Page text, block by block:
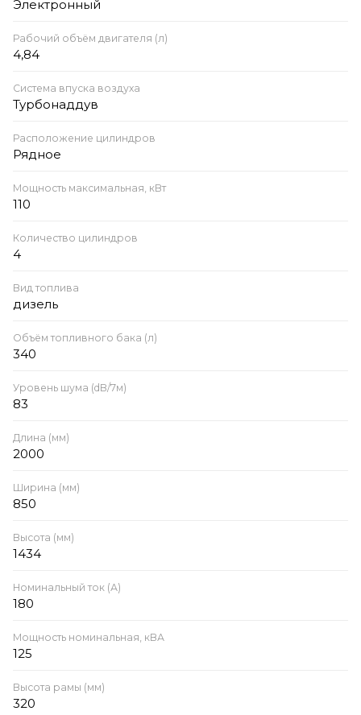
Электронный
Рабочий объём двигателя (л)
4,84
Система впуска воздуха
Турбонаддув
Расположение цилиндров
Рядное
Мощность максимальная, кВт
110
Количество цилиндров
4
Вид топлива
дизель
Объём топливного бака (л)
340
Уровень шума (dB/7м)
83
Длина (мм)
2000
Ширина (мм)
850
Высота (мм)
1434
Номинальный ток (А)
180
Мощность номинальная, кВА
125
Высота рамы (мм)
320